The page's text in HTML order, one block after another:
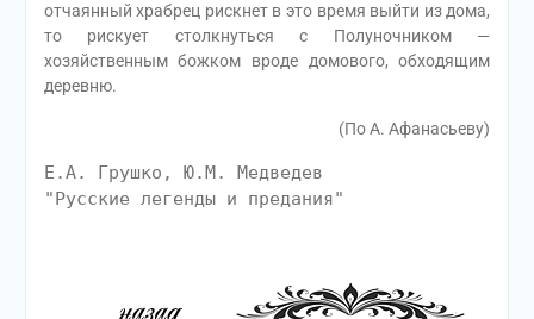
отчаянный храбрец рискнет в это время выйти из дома,
то рискует столкнуться с Полуночником —
хозяйственным божком вроде домового, обходящим
деревню.
(По А. Афанасьеву)
Е.А. Грушко, Ю.М. Медведев
"Русские легенды и предания"